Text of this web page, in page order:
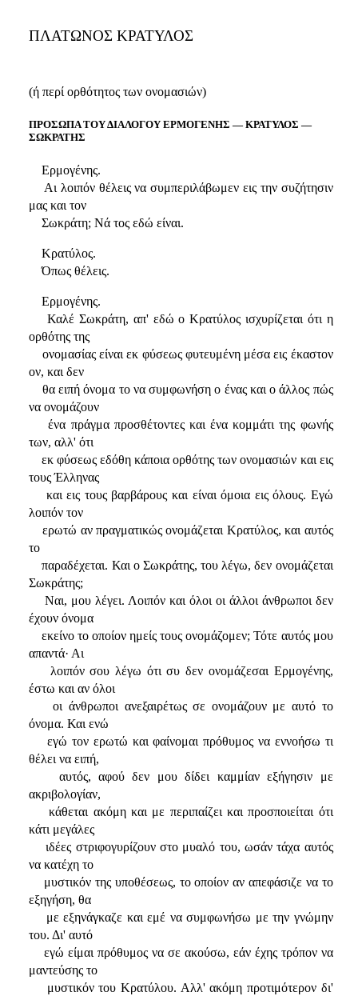
ΠΛΑΤΩΝΟΣ ΚΡΑΤΥΛΟΣ
(ή περί ορθότητος των ονομασιών)
ΠΡΟΣΩΠΑ ΤΟΥ ΔΙΑΛΟΓΟΥ ΕΡΜΟΓΕΝΗΣ — ΚΡΑΤΥΛΟΣ —
ΣΩΚΡΑΤΗΣ
Ερμογένης.
Αι λοιπόν θέλεις να συμπεριλάβωμεν εις την συζήτησιν
μας και τον
Σωκράτη; Νά τος εδώ είναι.
Κρατύλος.
Όπως θέλεις.
Ερμογένης.
Καλέ Σωκράτη, απ' εδώ ο Κρατύλος ισχυρίζεται ότι η
ορθότης της
ονομασίας είναι εκ φύσεως φυτευμένη μέσα εις έκαστον
ον, και δεν
θα ειπή όνομα το να συμφωνήση ο ένας και ο άλλος πώς
να ονομάζουν
ένα πράγμα προσθέτοντες και ένα κομμάτι της φωνής
των, αλλ' ότι
εκ φύσεως εδόθη κάποια ορθότης των ονομασιών και εις
τους Έλληνας
και εις τους βαρβάρους και είναι όμοια εις όλους. Εγώ
λοιπόν τον
ερωτώ αν πραγματικώς ονομάζεται Κρατύλος, και αυτός
το
παραδέχεται. Και ο Σωκράτης, του λέγω, δεν ονομάζεται
Σωκράτης;
Ναι, μου λέγει. Λοιπόν και όλοι οι άλλοι άνθρωποι δεν
έχουν όνομα
εκείνο το οποίον ημείς τους ονομάζομεν; Τότε αυτός μου
απαντά· Αι
λοιπόν σου λέγω ότι συ δεν ονομάζεσαι Ερμογένης,
έστω και αν όλοι
οι άνθρωποι ανεξαιρέτως σε ονομάζουν με αυτό το
όνομα. Και ενώ
εγώ τον ερωτώ και φαίνομαι πρόθυμος να εννοήσω τι
θέλει να ειπή,
αυτός, αφού δεν μου δίδει καμμίαν εξήγησιν με
ακριβολογίαν,
κάθεται ακόμη και με περιπαίζει και προσποιείται ότι
κάτι μεγάλες
ιδέες στριφογυρίζουν στο μυαλό του, ωσάν τάχα αυτός
να κατέχη το
μυστικόν της υποθέσεως, το οποίον αν απεφάσιζε να το
εξηγήση, θα
με εξηνάγκαζε και εμέ να συμφωνήσω με την γνώμην
του. Δι' αυτό
εγώ είμαι πρόθυμος να σε ακούσω, εάν έχης τρόπον να
μαντεύσης το
μυστικόν του Κρατύλου. Αλλ' ακόμη προτιμότερον δι'